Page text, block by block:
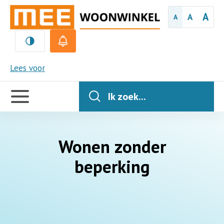
A A A
Lees voor
MEE
Handige
links
Ik zoek...
Wonen zonder
beperking